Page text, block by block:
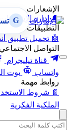
الإشعارات
🔔 إدارة الإشعارات
التطبيقات
🤖 تحميل تطبيق
التواصل الاجتماعي
قناة تيليجرام
واتساب
بوت
روابط مهمة
📄 شروط
الملكية الفكرية
G